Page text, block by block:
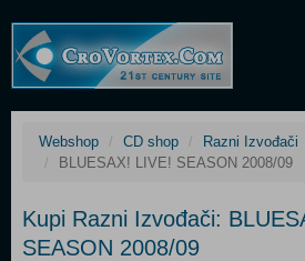
Webshop CD shop
Razni Izvođači
BLUESAX! LIVE! SEASON 2008/09
Kupi Razni Izvođači:
SEASON 2008/09